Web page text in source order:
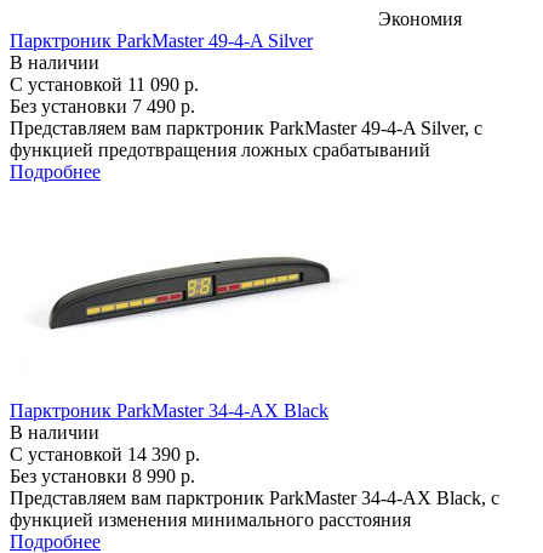
Экономия
Парктроник ParkMaster 49-4-A Silver
В наличии
С установкой 11 090 р.
Без установки 7 490 р.
Представляем вам парктроник ParkMaster 49-4-A Silver, с
функцией предотвращения ложных срабатываний
Подробнее
Парктроник ParkMaster 34-4-AX Black
В наличии
С установкой 14 390 р.
Без установки 8 990 р.
Представляем вам парктроник ParkMaster 34-4-AX Black, с
функцией изменения минимального расстояния
Подробнее